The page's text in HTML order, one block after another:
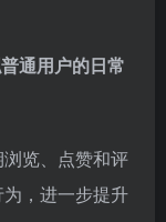
通用户的日常
览、点赞和评
，进一步提升